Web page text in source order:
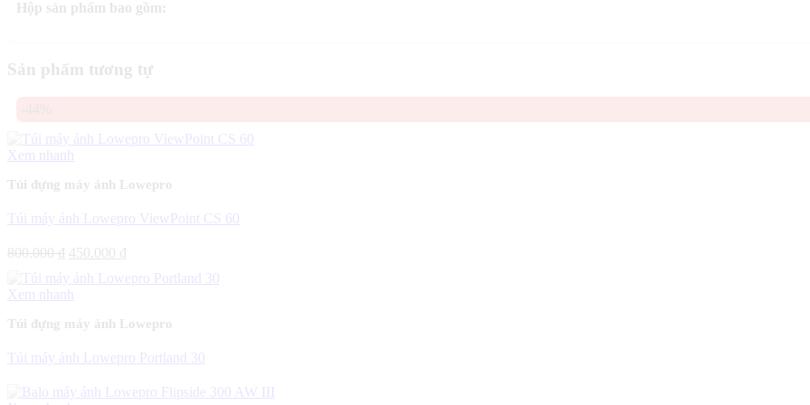
Hộp sản phẩm bao gồm:
Sản phẩm tương tự
Xem nhanh
Túi đựng máy ảnh Lowepro
Túi máy ảnh Lowepro ViewPoint CS 60
800.000₫ Giá
là:
800.000 ₫.
450.000 ₫
tại
Xem nhanh
Túi đựng máy ảnh Lowepro
Túi máy ảnh Lowepro Portland 30